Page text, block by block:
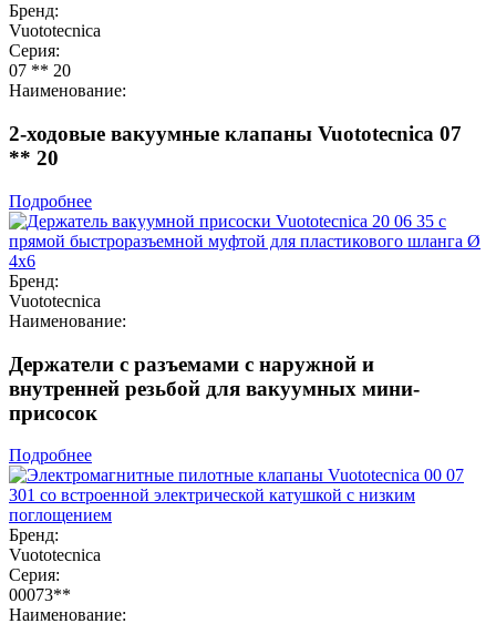
Бренд:
Vuototecnica
Серия:
07 ** 20
Наименование:
2-ходовые вакуумные клапаны Vuototecnica 07
** 20
Подробнее
Бренд:
Vuototecnica
Наименование:
Держатели с разъемами с наружной и
внутренней резьбой для вакуумных мини-
присосок
Подробнее
Бренд:
Vuototecnica
Серия:
00073**
Наименование: